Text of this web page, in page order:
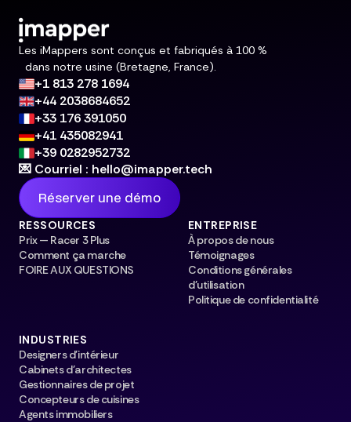
Les iMappers sont conçus et fabriqués à 100 %
dans notre usine (Bretagne, France).
+1 813 278 1694
+44 2038684652
+33 176 391050
+41 435082941
+39 0282952732
💌 Courriel : hello@imapper.tech
Réserver une démo
RESSOURCES
Prix — Racer 3 Plus
Comment ça marche
FOIRE AUX QUESTIONS
ENTREPRISE
À propos de nous
Témoignages
Conditions générales
d'utilisation
Politique de confidentialité
INDUSTRIES
Designers d'intérieur
Cabinets d'architectes
Gestionnaires de projet
Concepteurs de cuisines
Agents immobiliers